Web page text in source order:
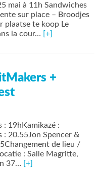
mai à 11h Sandwiches
sur place – Broodjes
plaatse te koop Le
la cour… [+]
+
: 19hKamikazé :
: 20.55Jon Spencer &
de lieu /
: Salle Magritte,
37… [+]